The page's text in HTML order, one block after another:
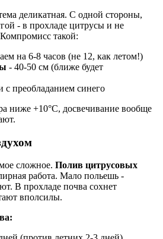
деликатная. С одной стороны,
- в прохладе цитрусы и не
такой:
на 6-8 часов (не 12, как летом!)
- 40-50 см (ближе будет
преобладанием синего
ниже +10°C, досвечивание вообще
сложное. Полив цитрусовых
работа. Мало польешь -
В прохладе почва сохнет
вполсилы.